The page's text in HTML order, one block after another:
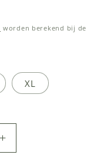
worden berekend bij de
XL
Aantal